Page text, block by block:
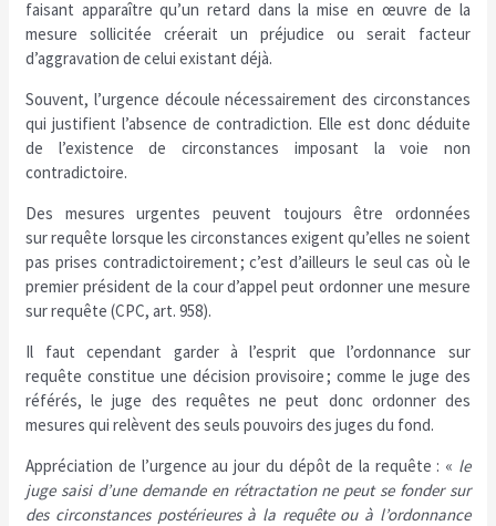
faisant apparaître qu’un retard dans la mise en œuvre de la
mesure sollicitée créerait un préjudice ou serait facteur
d’aggravation de celui existant déjà.
Souvent, l’urgence découle nécessairement des circonstances
qui justifient l’absence de contradiction. Elle est donc déduite
de l’existence de circonstances imposant la voie non
contradictoire.
Des mesures urgentes peuvent toujours être ordonnées
sur requête lorsque les circonstances exigent qu’elles ne soient
pas prises contradictoirement ; c’est d’ailleurs le seul cas où le
premier président de la cour d’appel peut ordonner une mesure
sur requête (CPC, art. 958).
Il faut cependant garder à l’esprit que l’ordonnance sur
requête constitue une décision provisoire ; comme le juge des
référés, le juge des requêtes ne peut donc ordonner des
mesures qui relèvent des seuls pouvoirs des juges du fond.
Appréciation de l’urgence au jour du dépôt de la requête : « le
juge saisi d’une demande en rétractation ne peut se fonder sur
des circonstances postérieures à la requête ou à l’ordonnance